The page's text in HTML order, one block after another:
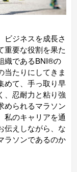
ビジネスを成長さ
重要な役割を果た
織であるBNI®の
当たりにしてきま
めて、手っ取り早
、忍耐力と粘り強
められるマラソン
私のキャリアを通
伝えしながら、な
ラソンであるのか